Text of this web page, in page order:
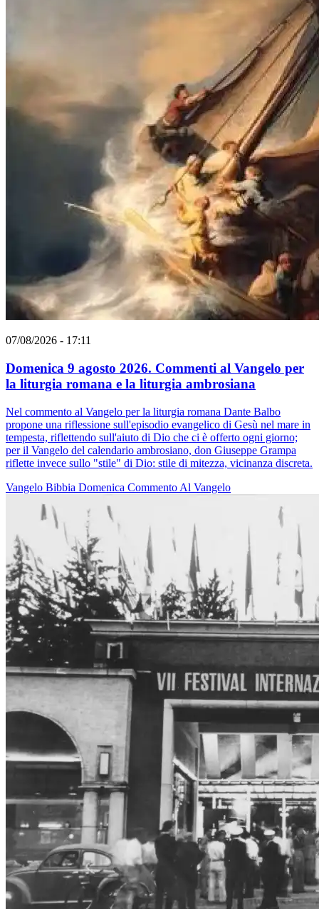
07/08/2026 - 17:11
Domenica 9 agosto 2026. Commenti al Vangelo per
la liturgia romana e la liturgia ambrosiana
Nel commento al Vangelo per la liturgia romana Dante Balbo
propone una riflessione sull'episodio evangelico di Gesù nel mare in
tempesta, riflettendo sull'aiuto di Dio che ci è offerto ogni giorno;
per il Vangelo del calendario ambrosiano, don Giuseppe Grampa
riflette invece sullo "stile" di Dio: stile di mitezza, vicinanza discreta.
Vangelo Bibbia Domenica Commento Al Vangelo